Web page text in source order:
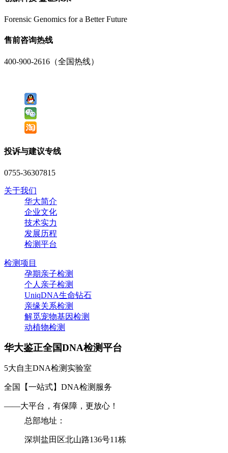
Forensic Genomics for a Better Future
售前咨询热线
400-900-2616（全国热线）
投诉与建议专线
0755-36307815
关于我们
华大简介
企业文化
技术实力
发展历程
检测平台
检测项目
孕期亲子检测
个人亲子检测
UniqDNA生命钻石
亲缘关系检测
解觅宠物基因检测
动植物检测
华大鉴正全国DNA检测平台
5大自主DNA检测实验室
全国【一站式】DNA检测服务
——大平台，有保障，更放心！
总部地址：
深圳盐田区北山路136号11栋